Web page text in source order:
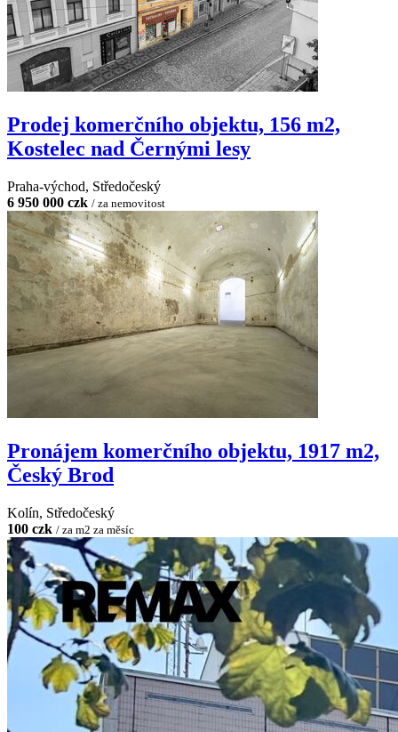
Prodej komerčního objektu, 156 m2,
Kostelec nad Černými lesy
Praha-východ, Středočeský
6 950 000 czk / za nemovitost
Pronájem komerčního objektu, 1917 m2,
Český Brod
Kolín, Středočeský
100 czk / za m2 za měsíc